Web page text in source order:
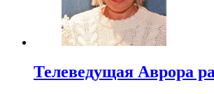
Телеведущая Аврора